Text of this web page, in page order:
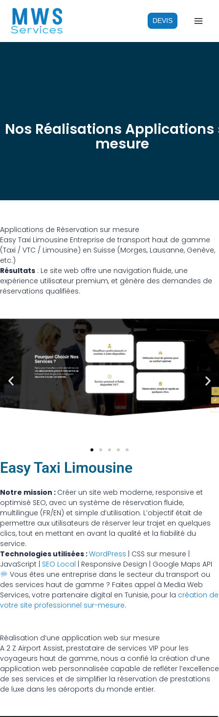
Aller
contenu
DEVIS
Nos Réalisations Applications
mesure
Applications de Réservation sur mesure
Easy Taxi Limousine Entreprise de transport haut de gamme
(Taxi / VTC / Limousine) en Suisse (Morges, Lausanne, Genève,
etc.)
Résultats : Le site web offre une navigation fluide, une
expérience utilisateur premium, et génère des demandes de
réservations qualifiées.
Easy Taxi Limousine
Notre mission : Créer un site web moderne, responsive et
optimisé SEO, avec un système de réservation fluide,
multilingue (FR/EN) et simple d’utilisation. L’objectif était de
permettre aux utilisateurs de réserver leur trajet en quelques
clics, tout en mettant en avant la qualité et la fiabilité du
service.
Technologies utilisées :WordPress | CSS sur mesure |
JavaScript | SEO Local | Responsive Design | Google Maps API
Vous êtes une entreprise dans le secteur du transport ou
des services haut de gamme ? Faites appel à Media Web
Services, votre partenaire digital en Tunisie, pour la création de
votre site professionnel sur-mesure.
Réalisation d’une application web sur mesure
A 2 Z Airport Assist, prestataire de services VIP pour les
voyageurs haut de gamme, nous a confié la création d’une
application web personnalisée capable de refléter l’excellence
de ses services et de simplifier la réservation de prestations
de luxe dans les aéroports du monde entier.